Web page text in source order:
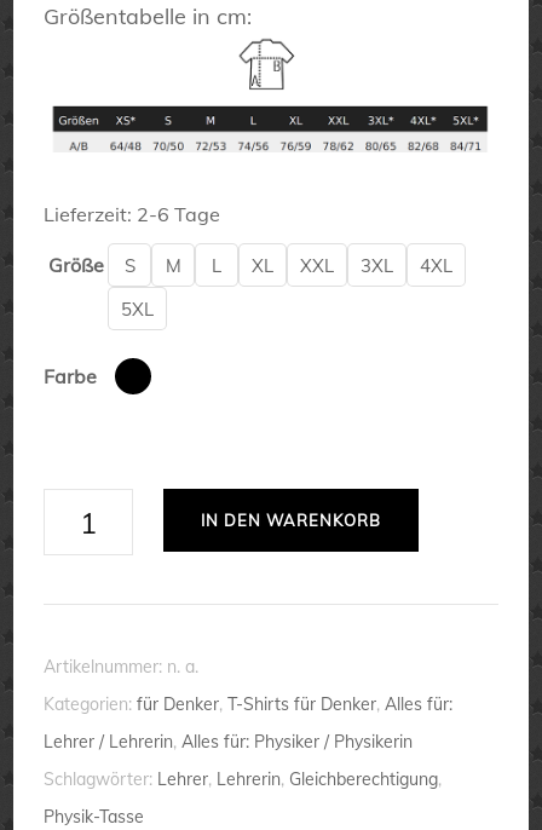
Größentabelle in cm:
Lieferzeit: 2-6 Tage
Größe S M L XL XXL 3XL
4XL
5XL
Farbe
Physik
da
-
Premium-
T-
Shirt
IN DEN WARENKORB
Artikelnummer: n. a.
Kategorien:für Denker,T-Shirts für Denker,Alles für:
Lehrer / Lehrerin,Alles für: Physiker / Physikerin
Schlagwörter: Lehrer, Lehrerin, Gleichberechtigung,
Physik-Tasse